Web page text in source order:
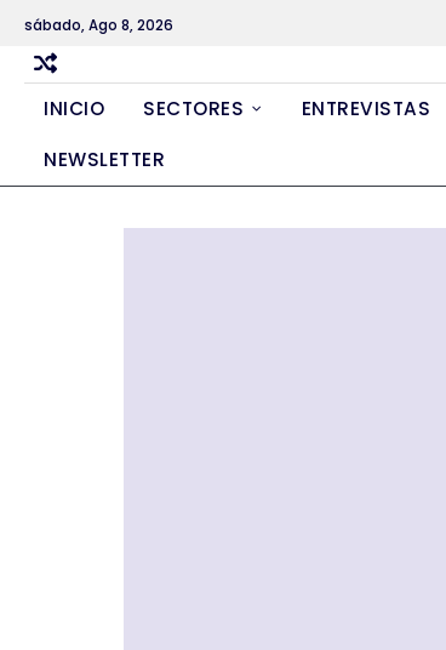
Skip
content
sábado, Ago 8, 2026
INICIO SECTORES ENTREVISTAS
NEWSLETTER